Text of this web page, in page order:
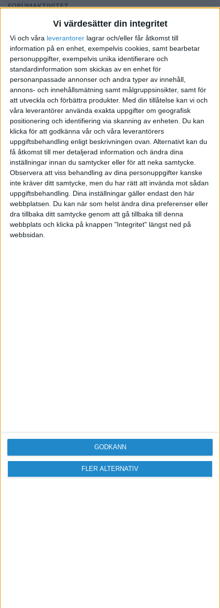
Vi värdesätter din integritet
Vi och våra leverantorer lagrar och/eller får åtkomst till
information på en enhet, exempelvis cookies, samt bearbetar
personuppgifter, exempelvis unika identifierare och
standardinformation som skickas av en enhet för
personanpassade annonser och andra typer av innehåll,
annons- och innehållsmätning samt målgruppsinsikter, samt för
att utveckla och förbättra produkter. Med din tillåtelse kan vi och
våra leverantörer använda exakta uppgifter om geografisk
positionering och identifiering via skanning av enheten. Du kan
klicka för att godkänna vår och våra leverantörers
uppgiftsbehandling enligt beskrivningen ovan. Alternativt kan du
få åtkomst till mer detaljerad information och ändra dina
inställningar innan du samtycker eller för att neka samtycke.
Observera att viss behandling av dina personuppgifter kanske
inte kräver ditt samtycke, men du har rätt att invända mot sådan
uppgiftsbehandling. Dina inställningar gäller endast den här
webbplatsen. Du kan när som helst ändra dina preferenser eller
dra tillbaka ditt samtycke genom att gå tillbaka till denna
webbplats och klicka på knappen "Integritet" längst ned på
webbsidan.
FLER ALTERNATIV
GODKÄNN
FORUMAKTIVITET
i Finansiering, Riskkapital och Bidrag
Vad gäller med företagslån och moms.
Svar i Inköp
Jag lär mig marknadsföring på internet av två
e-miljonärer
Svar i Presentera dig och ditt företag
för 19 år sedan
teknisk ide
Svar i Affärsidéer
för 19 år sedan
Styrelseledamot sökes
Tråd i Söker/eftersöker 4
för 19 år sedan
Anmäl dig till ett förbaskat bra nyhetsbrev